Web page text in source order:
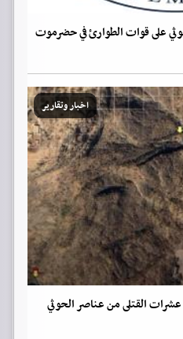
على قوات الطوارئ في حضرموت
اخبار وتقارير
القتلى من عناصر الحوثي